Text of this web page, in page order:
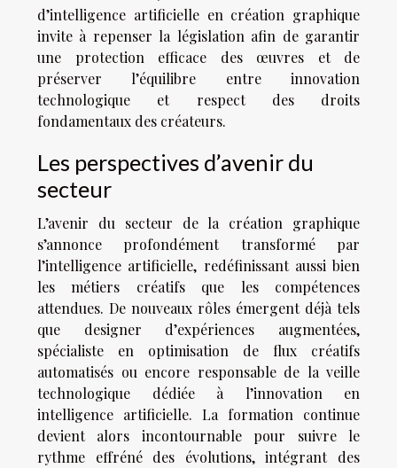
d’intelligence artificielle en création graphique
invite à repenser la législation afin de garantir
une protection efficace des œuvres et de
préserver l’équilibre entre innovation
technologique et respect des droits
fondamentaux des créateurs.
Les perspectives d’avenir du
secteur
L’avenir du secteur de la création graphique
s’annonce profondément transformé par
l’intelligence artificielle, redéfinissant aussi bien
les métiers créatifs que les compétences
attendues. De nouveaux rôles émergent déjà tels
que designer d’expériences augmentées,
spécialiste en optimisation de flux créatifs
automatisés ou encore responsable de la veille
technologique dédiée à l’innovation en
intelligence artificielle. La formation continue
devient alors incontournable pour suivre le
rythme effréné des évolutions, intégrant des